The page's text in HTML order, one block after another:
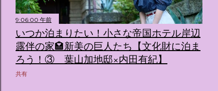
9:06:00 午前
いつか泊まりたい！小さな帝国ホテル岸辺
露伴の家🏩新美の巨人たち【文化財に泊ま
ろう！③ 葉山加地邸×内田有紀】
共有